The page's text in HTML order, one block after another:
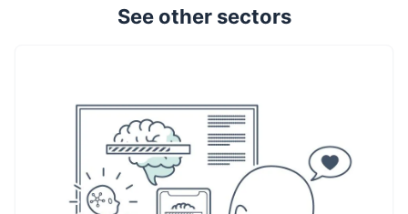
See other sectors